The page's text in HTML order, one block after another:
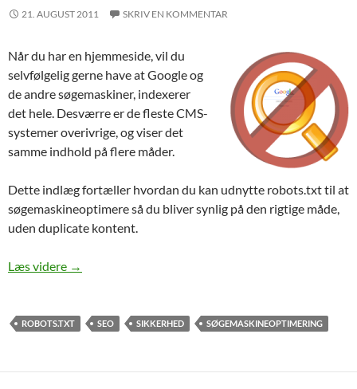
21. AUGUST 2011 SKRIV EN KOMMENTAR
Når du har en hjemmeside, vil du
selvfølgelig gerne have at Google og
de andre søgemaskiner, indexerer
det hele. Desværre er de fleste CMS-
systemer overivrige, og viser det
samme indhold på flere måder.
Dette indlæg fortæller hvordan du kan udnytte robots.txt til at
søgemaskineoptimere så du bliver synlig på den rigtige måde,
uden duplicate kontent.
Læs videre Bruger du robots.txt rigtigt?
→
ROBOTS.TXT SEO SIKKERHED SØGEMASKINEOPTIMERING